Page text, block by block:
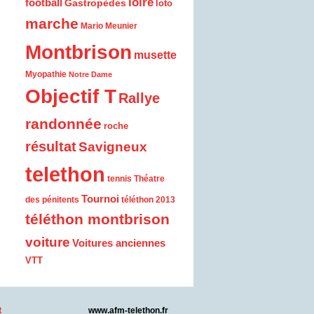
football Gastropèdes loire loto
marche Mario Meunier
Montbrison musette
Myopathie Notre Dame
Objectif TRallye
randonnée roche
résultatSavigneux
telethon tennis Théatre
des pénitents Tournoi téléthon 2013
téléthon montbrison
voiture Voitures anciennes
VTT
www.afm-telethon.fr